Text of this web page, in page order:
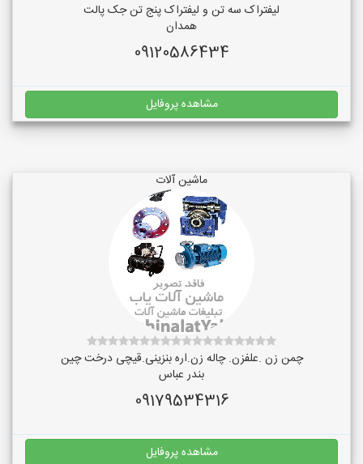
لیفتراک سه تن و لیفتراک پنج تن جک پالت
همدان
09120586434
مشاهده پروفایل
ماشین آلات
چمن زن .علفزن. چاله زن.اره بنزینی.قیچی درخت چین
بندر عباس
09179534316
مشاهده پروفایل